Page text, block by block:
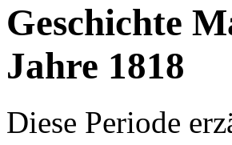
Geschichte
Jahre 1818
Diese Periode